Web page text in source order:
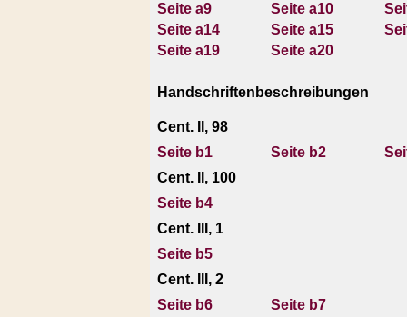
Seite a9
Seite a10
Seite a14
Seite a15
Seite a19
Seite a20
Handschriftenbeschreibungen
Cent. II, 98
Seite b1
Seite b2
Cent. II, 100
Seite b4
Cent. III, 1
Seite b5
Cent. III, 2
Seite b6
Seite b7